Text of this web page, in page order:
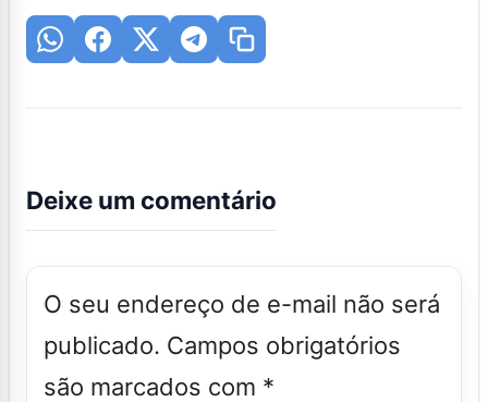
Deixe um comentário
O seu endereço de e-mail não será
publicado. Campos obrigatórios
são marcados com *